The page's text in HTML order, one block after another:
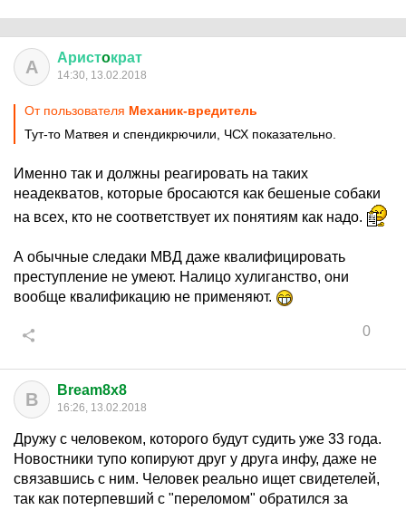
А Аристoкрат
14:30, 13.02.2018
От пользователя Механик-вредитель
Тут-то Матвея и спендикрючили, ЧСХ показательно.
Именно так и должны реагировать на таких
неадекватов, которые бросаются как бешеные собаки
на всех, кто не соответствует их понятиям как надо.
А обычные следаки МВД даже квалифицировать
преступление не умеют. Налицо хулиганство, они
вообще квалификацию не применяют.
0
B Bream8x8
16:26, 13.02.2018
Дружу с человеком, которого будут судить уже 33 года.
Новостники тупо копируют друг у друга инфу, даже не
связавшись с ним. Человек реально ищет свидетелей,
так как потерпевший с "переломом" обратился за